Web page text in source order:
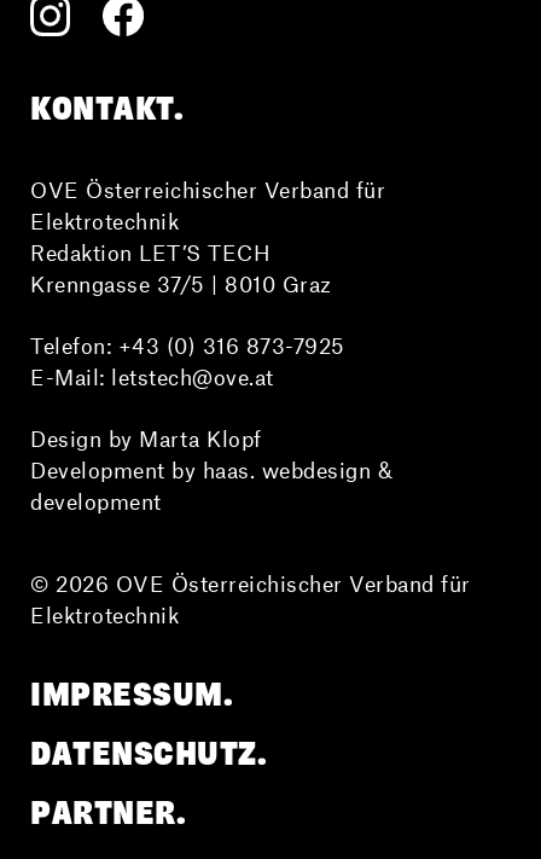
KONTAKT.
OVE Österreichischer Verband für
Elektrotechnik
Redaktion LET’S TECH
Krenngasse 37/5 | 8010 Graz
Telefon: +43 (0) 316 873-7925
E-Mail: letstech@ove.at
Design by Marta Klopf
Development by haas. webdesign &
development
© 2026 OVE Österreichischer Verband für
Elektrotechnik
IMPRESSUM.
DATENSCHUTZ.
PARTNER.